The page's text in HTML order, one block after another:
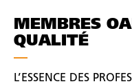
MEMBRES
QUALITÉ
L’ESSENCE DES